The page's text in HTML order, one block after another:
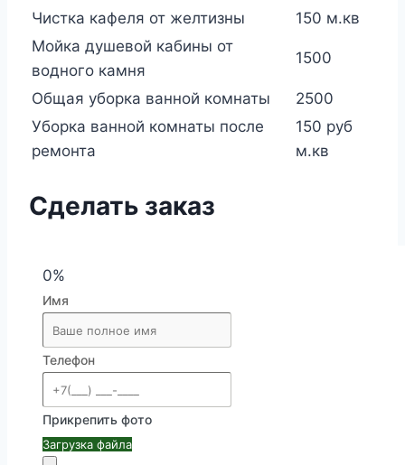
Чистка кафеля от желтизны
150 м.кв
Мойка душевой кабины от
водного камня
1500
Общая уборка ванной комнаты
2500
Уборка ванной комнаты после
ремонта
150 руб
м.кв
Сделать заказ
0%
Имя
Телефон
Прикрепить фото
Загрузка файла